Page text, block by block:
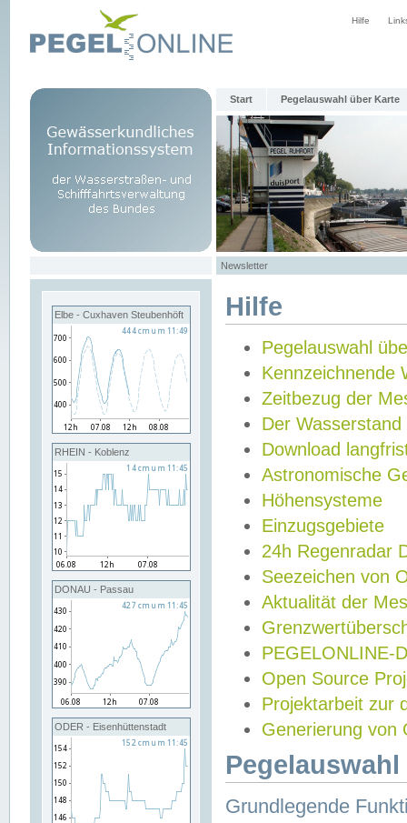
Hilfe
Start Pegelauswahl über Karte
Newsletter
Elbe - Cuxhaven Steubenhöft
RHEIN - Koblenz
DONAU - Passau
ODER - Eisenhüttenstadt
Hilfe
Pegelauswahl
Kennzeichnende
Zeitbezug der
Der Wasserstand
Download
Astronomische
Höhensysteme
Einzugsgebiete
24h Regenradar
Seezeichen von
Aktualität der
PEGELONLINE-
Open Source
Projektarbeit zur
Generierung von
Grundlegende